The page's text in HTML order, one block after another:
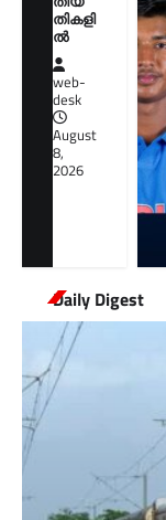
തികളി
ല്‍
web-
desk
August
8,
2026
Daily Digest